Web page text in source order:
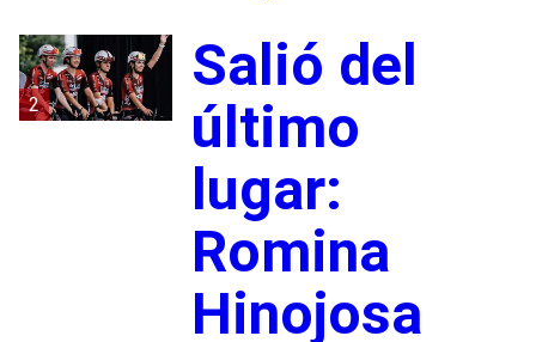
2
Salió del
último
lugar:
Romina
Hinojosa